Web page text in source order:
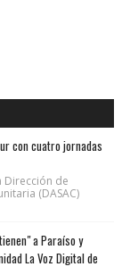
con cuatro jornadas
Dirección de
(DASAC)
a Paraíso y
La Voz Digital de